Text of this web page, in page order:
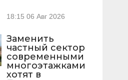
18:15 06 Авг 2026
Заменить
частный сектор
современными
многоэтажками
хотят в